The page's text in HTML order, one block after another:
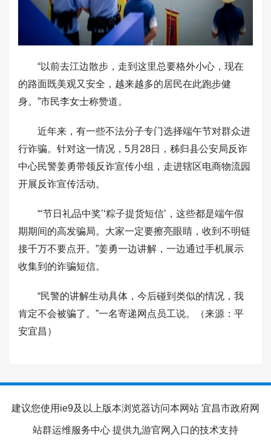
“以前去江边散步，走到这里总要格外小心，现在
的路面既美观又安全，越来越多的居民在此跑步健
身。”市民李女士称赞道。
近年来，有一些不法分子专门选择端午节对群众进
行诈骗。针对这一情况，5月28日，秭归县公安局反诈
中心民警姜勇带领反诈宣传小组，走进辖区电商物流园
开展反诈宣传活动。
“‘节日礼品中奖’‘粽子提货短信’，这些都是端午假
期期间的高发骗局。大家一定要擦亮眼睛，收到不明链
接千万不要点开。”姜勇一边讲解，一边通过手机展示
收集到的诈骗短信。
“民警的讲解生动具体，今后碰到类似的情况，我
肯定不会被骗了。”一名寄递网点员工说。（来源：平
安宜昌）
建议您使用ie9及以上版本浏览器访问本网站 宜昌市政府网
站群运维服务中心 提供九游官网入口的技术支持